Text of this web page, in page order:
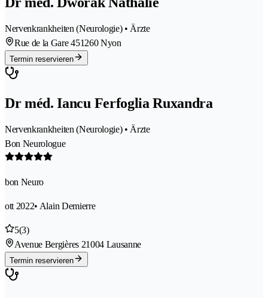
Nervenkrankheiten (Neurologie) • Ärzte
Rue de la Gare 451260 Nyon
Termin reservieren
Dr méd. Iancu Ferfoglia Ruxandra
Nervenkrankheiten (Neurologie) • Ärzte
Bon Neurologue
bon Neuro
ott 2022• Alain Demierre
5(3)
Avenue Bergières 21004 Lausanne
Termin reservieren